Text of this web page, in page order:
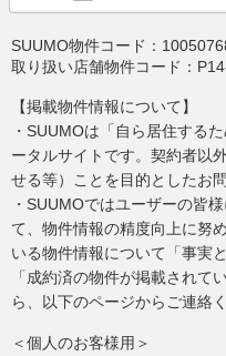
SUUMO物件コード：
取り扱い店舗物件コード：
【掲載物件情報について】
・SUUMOは「自ら居住する
ータルサイトです。契約者以
せる等）ことを目的としたお
・SUUMOではユーザーの皆
て、物件情報の精度向上に努
いる物件情報について「事実
「成約済の物件が掲載されて
ら、以下のページからご連絡
＜個人のお客様用＞